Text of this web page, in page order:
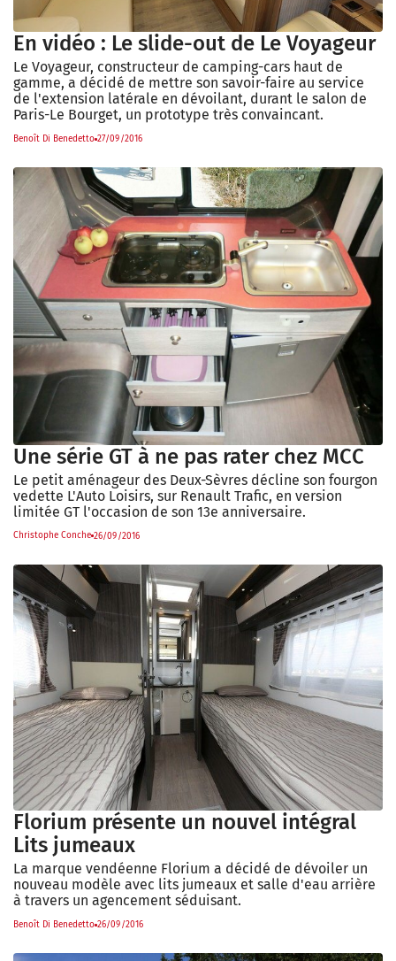
En vidéo : Le slide-out de Le Voyageur
Le Voyageur, constructeur de camping-cars haut de
gamme, a décidé de mettre son savoir-faire au service
de l'extension latérale en dévoilant, durant le salon de
Paris-Le Bourget, un prototype très convaincant.
Benoît Di Benedetto 27/09/2016
Une série GT à ne pas rater chez MCC
Le petit aménageur des Deux-Sèvres décline son fourgon
vedette L'Auto Loisirs, sur Renault Trafic, en version
limitée GT l'occasion de son 13e anniversaire.
Christophe Conche 26/09/2016
Florium présente un nouvel intégral
Lits jumeaux
La marque vendéenne Florium a décidé de dévoiler un
nouveau modèle avec lits jumeaux et salle d'eau arrière
à travers un agencement séduisant.
Benoît Di Benedetto 26/09/2016